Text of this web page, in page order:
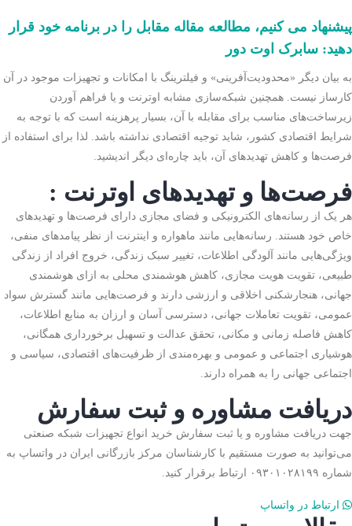
پیشنهاد می کنیم، مطالعه مقاله مقابل را در برنامه خود قرار
دهید: سابرک اوت دور
به بیان دیگر «محدودیت‌آفرینی» و فیلترینگ با امکانات و تجهیزات موجود در آن
کارساز نیست. همچنین شبکه‌سازی مشابه اوترنت و یا فراهم آوردن
زیرساخت‌های مناسب برای مقابله با آن، بسیار پرهزینه است که با توجه به
شرایط اقتصادی کشور، شاید توجیه اقتصادی نداشته باشد. لذا برای استفاده از
فرصت‌ها و کاهش تهدیدهای آن، باید چاره‌ای دیگر اندیشید.
فرصت‌ها و تهدیدهای اوترنت :
هر یک از رسانه‌های الکترونیکی و فضای مجازی دارای فرصت‌ها و تهدیدهای
خاص خود هستند. رسانه‌هایی مانند ماهواره و اینترنت از نظر پیامدهای منفی،
ویژگی‌هایی مانند آلودگی اطلاعات، تغییر سبک زندگی، خروج افراد از زندگی
طبیعی، تقویت هویت مجازی، کاهش هوشمندی محلی به ازای هوشمندی
جهانی، هنجارشکنی اخلاقی و ارزشی دارند و فرصت‌هایی مانند گسترش سواد
عمومی، تقویت تعاملات جهانی، دسترسی آسان و ارزان به منابع اطلاعات،
کاهش فاصله زمانی و مکانی، تحقق عدالت و تسهیل برخورداری همگانی،
هوشیاری اجتماعی و عمومی و بهره‌مندی از ظرفیت‌های اقتصادی، سیاسی و
اجتماعی جهانی را به همراه دارند.
دریافت مشاوره و ثبت سفارش
جهت دریافت مشاوره و یا ثبت سفارش خرید انواع تجهیزات شبکه صنعتی
می‌توانید به صورت مستقیم با کارشناسان مرکز بازرگانی ایران در واتساپ به
شماره ۰۹۳۰۱۰۲۸۱۹۹ ارتباط برقرار کنید.
ارتباط در واتساپ